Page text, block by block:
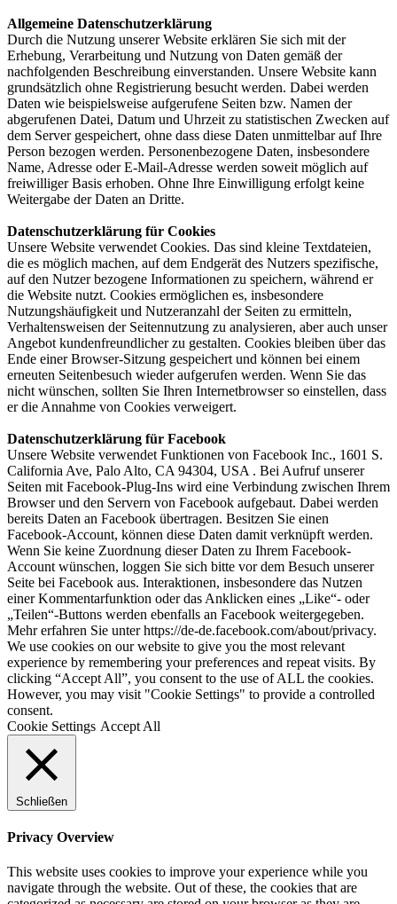
Allgemeine Datenschutzerklärung
Durch die Nutzung unserer Website erklären Sie sich mit der
Erhebung, Verarbeitung und Nutzung von Daten gemäß der
nachfolgenden Beschreibung einverstanden. Unsere Website kann
grundsätzlich ohne Registrierung besucht werden. Dabei werden
Daten wie beispielsweise aufgerufene Seiten bzw. Namen der
abgerufenen Datei, Datum und Uhrzeit zu statistischen Zwecken auf
dem Server gespeichert, ohne dass diese Daten unmittelbar auf Ihre
Person bezogen werden. Personenbezogene Daten, insbesondere
Name, Adresse oder E-Mail-Adresse werden soweit möglich auf
freiwilliger Basis erhoben. Ohne Ihre Einwilligung erfolgt keine
Weitergabe der Daten an Dritte.
Datenschutzerklärung für Cookies
Unsere Website verwendet Cookies. Das sind kleine Textdateien,
die es möglich machen, auf dem Endgerät des Nutzers spezifische,
auf den Nutzer bezogene Informationen zu speichern, während er
die Website nutzt. Cookies ermöglichen es, insbesondere
Nutzungshäufigkeit und Nutzeranzahl der Seiten zu ermitteln,
Verhaltensweisen der Seitennutzung zu analysieren, aber auch unser
Angebot kundenfreundlicher zu gestalten. Cookies bleiben über das
Ende einer Browser-Sitzung gespeichert und können bei einem
erneuten Seitenbesuch wieder aufgerufen werden. Wenn Sie das
nicht wünschen, sollten Sie Ihren Internetbrowser so einstellen, dass
er die Annahme von Cookies verweigert.
Datenschutzerklärung für Facebook
Unsere Website verwendet Funktionen von Facebook Inc., 1601 S.
California Ave, Palo Alto, CA 94304, USA . Bei Aufruf unserer
Seiten mit Facebook-Plug-Ins wird eine Verbindung zwischen Ihrem
Browser und den Servern von Facebook aufgebaut. Dabei werden
bereits Daten an Facebook übertragen. Besitzen Sie einen
Facebook-Account, können diese Daten damit verknüpft werden.
Wenn Sie keine Zuordnung dieser Daten zu Ihrem Facebook-
Account wünschen, loggen Sie sich bitte vor dem Besuch unserer
Seite bei Facebook aus. Interaktionen, insbesondere das Nutzen
einer Kommentarfunktion oder das Anklicken eines „Like“- oder
„Teilen“-Buttons werden ebenfalls an Facebook weitergegeben.
Mehr erfahren Sie unter https://de-de.facebook.com/about/privacy.
We use cookies on our website to give you the most relevant
experience by remembering your preferences and repeat visits. By
clicking “Accept All”, you consent to the use of ALL the cookies.
However, you may visit "Cookie Settings" to provide a controlled
consent.
Cookie Settings Accept All
Schließen
Privacy Overview
This website uses cookies to improve your experience while you
navigate through the website. Out of these, the cookies that are